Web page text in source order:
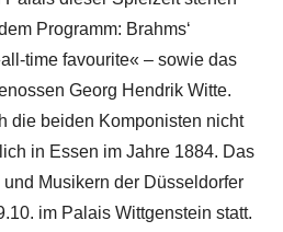
Programm: Brahms‘
time favourite« – sowie das
Georg Hendrik Witte.
die beiden Komponisten nicht
in Essen im Jahre 1884. Das
Musikern der Düsseldorfer
im Palais Wittgenstein statt.